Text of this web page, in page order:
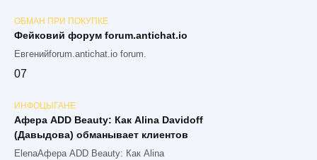
ОБМАН ПРИ ПОКУПКЕ
Фейковий форум forum.antichat.io
Евгенийforum.antichat.io forum.
07
ИНФОЦЫГАНЕ
Афера ADD Beauty: Как Alina Davidoff
(Давыдова) обманывает клиентов
ElenaАфера ADD Beauty: Как Alina